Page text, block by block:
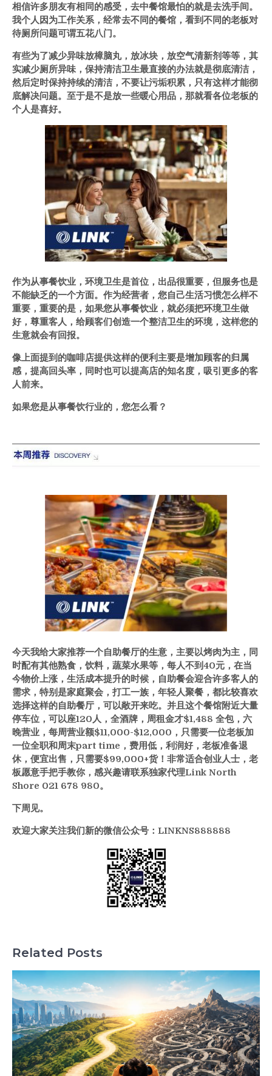
相信许多朋友有相同的感受，去中餐馆最怕的就是去洗手间。
我个人因为工作关系，经常去不同的餐馆，看到不同的老板对
待厕所问题可谓五花八门。
有些为了减少异味放樟脑丸，放冰块，放空气清新剂等等，其
实减少厕所异味，保持清洁卫生最直接的办法就是彻底清洁，
然后定时保持持续的清洁，不要让污垢积累，只有这样才能彻
底解决问题。至于是不是放一些暖心用品，那就看各位老板的
个人是喜好。
作为从事餐饮业，环境卫生是首位，出品很重要，但服务也是
不能缺乏的一个方面。作为经营者，您自己生活习惯怎么样不
重要，重要的是，如果您从事餐饮业，就必须把环境卫生做
好，尊重客人，给顾客们创造一个整洁卫生的环境，这样您的
生意就会有回报。
像上面提到的咖啡店提供这样的便利主要是增加顾客的归属
感，提高回头率，同时也可以提高店的知名度，吸引更多的客
人前来。
如果您是从事餐饮行业的，您怎么看？
今天我给大家推荐一个自助餐厅的生意，主要以烤肉为主，同
时配有其他熟食，饮料，蔬菜水果等，每人不到40元，在当
今物价上涨，生活成本提升的时候，自助餐会迎合许多客人的
需求，特别是家庭聚会，打工一族，年轻人聚餐，都比较喜欢
选择这样的自助餐厅，可以敞开来吃。并且这个餐馆附近大量
停车位，可以座120人，全酒牌，周租金才$1,488 全包，六
晚营业，每周营业额$11,000-$12,000，只需要一位老板加
一位全职和周末part time，费用低，利润好，老板准备退
休，便宜出售，只需要$99,000+货！非常适合创业人士，老
板愿意手把手教你，感兴趣请联系独家代理Link North
Shore 021 678 980。
下周见。
欢迎大家关注我们新的微信公众号：LINKNS888888
Related Posts